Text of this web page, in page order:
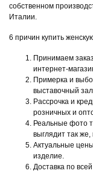
собственном
Италии.
6 причин купить
Принимаем
интернет-
Примерка и
выставочный
Рассрочка и
розничных и
Реальные фото
выглядит так же,
Актуальные
изделие.
Доставка по